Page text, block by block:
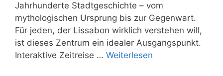
Jahrhunderte Stadtgeschichte – vom
mythologischen Ursprung bis zur Gegenwart.
Für jeden, der Lissabon wirklich verstehen will,
ist dieses Zentrum ein idealer Ausgangspunkt.
Interaktive Zeitreise … Weiterlesen